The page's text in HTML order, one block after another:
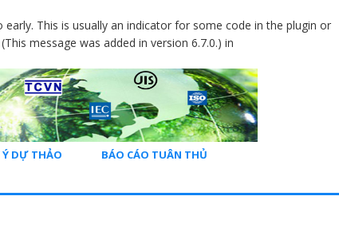
This is usually an indicator for some code in the plugin or
message was added in version 6.7.0.) in
Ý DỰ THẢO
BÁO CÁO TUÂN THỦ